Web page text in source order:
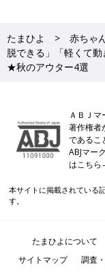
たまひよ 赤ちゃ
脱できる」「軽くて
★秋のアウター4選
ＡＢＪマ
著作権者
であるこ
ABJマー
はこち
本サイトに掲載されている
す。
たまひよについて
サイトマップ
調査